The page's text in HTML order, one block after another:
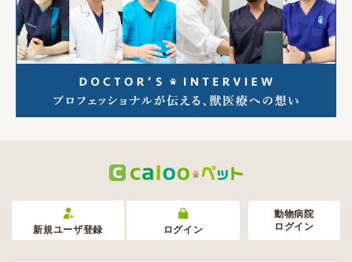
新規ユーザ登録 ログイン
動物病院
ログイン